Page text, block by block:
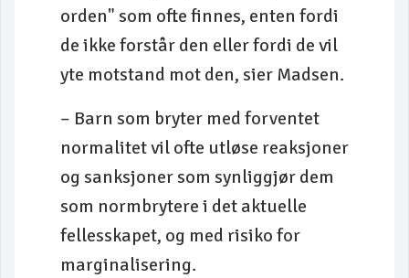
orden" som ofte finnes, enten fordi
de ikke forstår den eller fordi de vil
yte motstand mot den, sier Madsen.
– Barn som bryter med forventet
normalitet vil ofte utløse reaksjoner
og sanksjoner som synliggjør dem
som normbrytere i det aktuelle
fellesskapet, og med risiko for
marginalisering.